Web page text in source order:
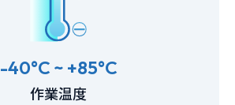
-40°C ~ +85°C
作業温度